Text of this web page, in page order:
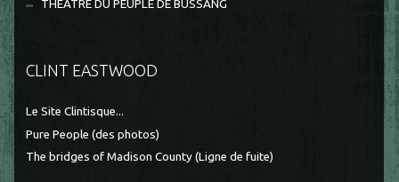
THEÂTRE DU PEUPLE DE BUSSANG
CLINT EASTWOOD
Le Site Clintisque...
Pure People (des photos)
The bridges of Madison County (Ligne de fuite)